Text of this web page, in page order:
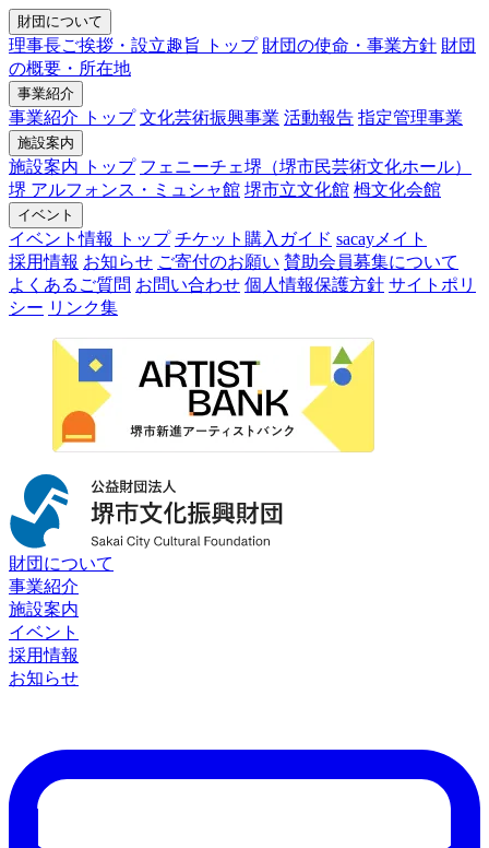
財団について
理事長ご挨拶・設立趣旨 トップ 財団の使命・事業方針 財団
の概要・所在地
事業紹介
事業紹介 トップ 文化芸術振興事業 活動報告 指定管理事業
施設案内
施設案内 トップ フェニーチェ堺（堺市民芸術文化ホール）
堺 アルフォンス・ミュシャ館 堺市立文化館 栂文化会館
イベント
イベント情報 トップ チケット購入ガイド sacayメイト
採用情報 お知らせ ご寄付のお願い 賛助会員募集について
よくあるご質問 お問い合わせ 個人情報保護方針 サイトポリ
シー リンク集
財団について
事業紹介
施設案内
イベント
採用情報
お知らせ